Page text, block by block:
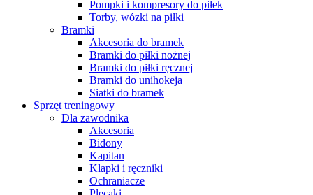
Pompki i kompresory do piłek
Torby, wózki na piłki
Bramki
Akcesoria do bramek
Bramki do piłki nożnej
Bramki do piłki ręcznej
Bramki do unihokeja
Siatki do bramek
Sprzęt treningowy
Dla zawodnika
Akcesoria
Bidony
Kapitan
Klapki i ręczniki
Ochraniacze